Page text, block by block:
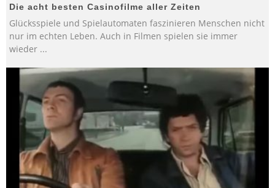
Die acht besten Casinofilme aller Zeiten
Glücksspiele und Spielautomaten faszinieren Menschen nicht
nur im echten Leben. Auch in Filmen spielen sie immer
wieder ...